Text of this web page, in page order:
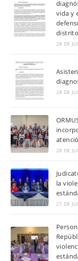
vida y
distrito
28 DE
28 DE
28 DE
la
27 DE